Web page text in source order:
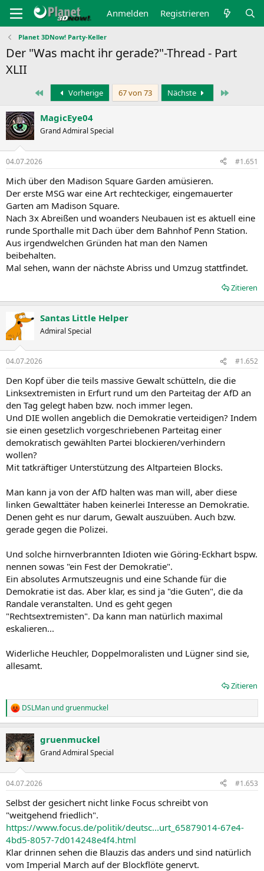
Anmelden Registrieren
Planet 3DNow! Party-Keller
Der "Was macht ihr gerade?"-Thread - Part
XLII
Erste Vorherige 67 von 73 Nächste
MagicEye04
Grand Admiral Special
04.07.2026 #1.651
Mich über den Madison Square Garden amüsieren.
Der erste MSG war eine Art rechteckiger, eingemauerter
Garten am Madison Square.
Nach 3x Abreißen und woanders Neubauen ist es aktuell eine
runde Sporthalle mit Dach über dem Bahnhof Penn Station.
Aus irgendwelchen Gründen hat man den Namen
beibehalten.
Mal sehen, wann der nächste Abriss und Umzug stattfindet.
Zitieren
Santas Little Helper
Admiral Special
04.07.2026 #1.652
Den Kopf über die teils massive Gewalt schütteln, die die
Linksextremisten in Erfurt rund um den Parteitag der AfD an
den Tag gelegt haben bzw. noch immer legen.
Und DIE wollen angeblich die Demokratie verteidigen? Indem
sie einen gesetzlich vorgeschriebenen Parteitag einer
demokratisch gewählten Partei blockieren/verhindern
wollen?
Mit tatkräftiger Unterstützung des Altparteien Blocks.
Man kann ja von der AfD halten was man will, aber diese
linken Gewalttäter haben keinerlei Interesse an Demokratie.
Denen geht es nur darum, Gewalt auszuüben. Auch bzw.
gerade gegen die Polizei.
Und solche hirnverbrannten Idioten wie Göring-Eckhart bspw.
nennen sowas "ein Fest der Demokratie".
Ein absolutes Armutszeugnis und eine Schande für die
Demokratie ist das. Aber klar, es sind ja "die Guten", die da
Randale veranstalten. Und es geht gegen
"Rechtsextremisten". Da kann man natürlich maximal
eskalieren...
Widerliche Heuchler, Doppelmoralisten und Lügner sind sie,
allesamt.
Zitieren
R
e
k
t
i
e
:
DSLMan undgruenmuckel
gruenmuckel
Grand Admiral Special
04.07.2026 #1.653
Selbst der gesichert nicht linke Focus schreibt von
"weitgehend friedlich".
https://www.focus.de/politik/deutsc...urt_65879014-67e4-
4bd5-8057-7d014248e4f4.html
Klar drinnen sehen die Blauzis das anders und sind natürlich
vom Imperial March auf der Blockflöte genervt.